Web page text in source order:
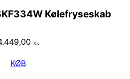
Kølefryseskab
kr.
KØB